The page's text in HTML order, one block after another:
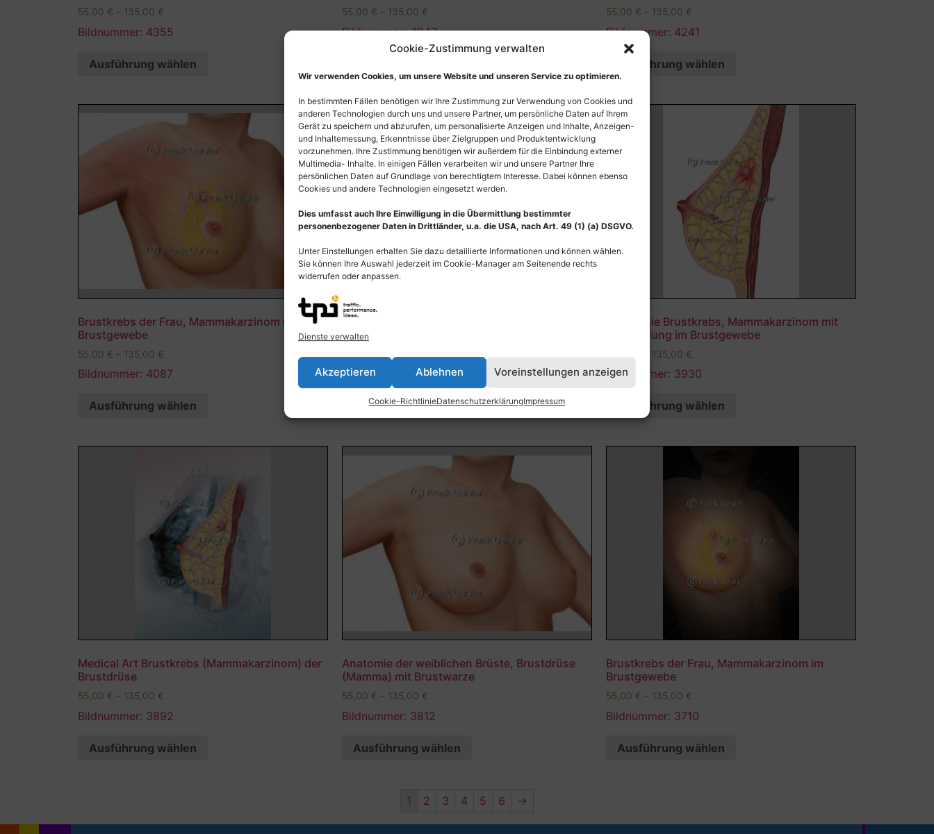
Cookie-Zustimmung verwalten
Wir verwenden Cookies, um unsere Website und unseren Service zu optimieren.
In bestimmten Fällen benötigen wir Ihre Zustimmung zur Verwendung von Cookies und
anderen Technologien durch uns und unsere Partner, um persönliche Daten auf Ihrem
Gerät zu speichern und abzurufen, um personalisierte Anzeigen und Inhalte, Anzeigen-
und Inhaltemessung, Erkenntnisse über Zielgruppen und Produktentwicklung
vorzunehmen. Ihre Zustimmung benötigen wir außerdem für die Einbindung externer
Multimedia- Inhalte. In einigen Fällen verarbeiten wir und unsere Partner Ihre
persönlichen Daten auf Grundlage von berechtigtem Interesse. Dabei können ebenso
Cookies und andere Technologien eingesetzt werden.
Dies umfasst auch Ihre Einwilligung in die Übermittlung bestimmter
personenbezogener Daten in Drittländer, u.a. die USA, nach Art. 49 (1) (a) DSGVO.
Unter Einstellungen erhalten Sie dazu detaillierte Informationen und können wählen.
Sie können Ihre Auswahl jederzeit im Cookie-Manager am Seitenende rechts
widerrufen oder anpassen.
Dienste verwalten
Akzeptieren Ablehnen Voreinstellungen anzeigen
Cookie-RichtlinieDatenschutzerklärungImpressum
55,00 € – 135,00 €
Bildnummer: 4355
Ausführung wählen
55,00 € – 135,00 €
Bildnummer: 4247
55,00 € – 135,00 €
Bildnummer: 4241
Ausführung wählen
Brustkrebs der Frau, Mammakarzinom im
Brustgewebe
55,00 € – 135,00 €
Bildnummer: 4087
Ausführung wählen
Mamma, Brustdrüse, Busen, Brust der Frau
55,00
Bildnummer: 4085
Ausführung wählen
Onkologie Brustkrebs, Mammakarzinom mit
Entzündung im Brustgewebe
135,00 €
Bildnummer: 3930
Ausführung wählen
Medical Art Brustkrebs (Mammakarzinom) der
Brustdrüse
55,00 € – 135,00 €
Bildnummer: 3892
Ausführung wählen
Anatomie der weiblichen Brüste, Brustdrüse
(Mamma) mit Brustwarze
55,00 € – 135,00 €
Bildnummer: 3812
Ausführung wählen
Brustkrebs der Frau, Mammakarzinom im
Brustgewebe
55,00 € – 135,00 €
Bildnummer: 3710
Ausführung wählen
1 2 3 4 5 6 →